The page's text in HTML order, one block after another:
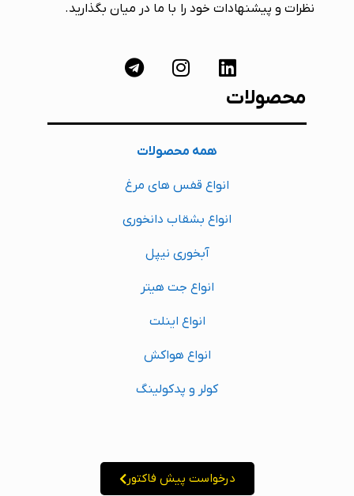
نظرات و پیشنهادات خود را با ما در میان بگذارید.
محصولات
همه محصولات
انواع قفس های مرغ
انواع بشقاب دانخوری
آبخوری نیپل
انواع جت هیتر
انواع اینلت
انواع هواکش
کولر و پدکولینگ
درخواست پیش فاکتور